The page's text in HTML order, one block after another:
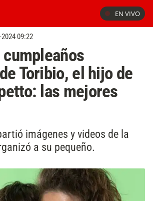
EN VIVO
2024 09:22
Toribio, el hijo de
las mejores
imágenes y videos de la
a su pequeño.